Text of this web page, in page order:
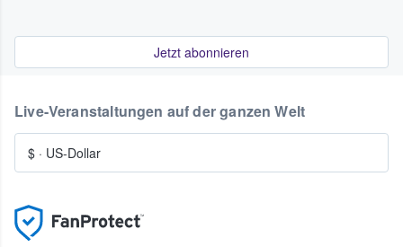
Jetzt abonnieren
Live-Veranstaltungen auf der ganzen Welt
$ · US-Dollar